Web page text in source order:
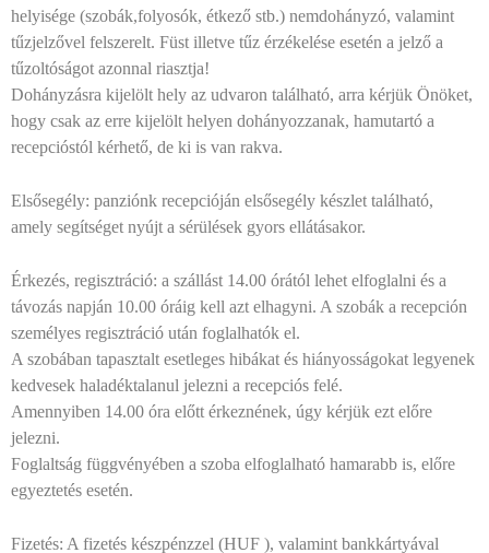
helyisége (szobák,folyosók, étkező stb.) nemdohányzó, valamint
tűzjelzővel felszerelt. Füst illetve tűz érzékelése esetén a jelző a
tűzoltóságot azonnal riasztja!
Dohányzásra kijelölt hely az udvaron található, arra kérjük Önöket,
hogy csak az erre kijelölt helyen dohányozzanak, hamutartó a
recepcióstól kérhető, de ki is van rakva.
Elsősegély: panziónk recepcióján elsősegély készlet található,
amely segítséget nyújt a sérülések gyors ellátásakor.
Érkezés, regisztráció: a szállást 14.00 órától lehet elfoglalni és a
távozás napján 10.00 óráig kell azt elhagyni. A szobák a recepción
személyes regisztráció után foglalhatók el.
A szobában tapasztalt esetleges hibákat és hiányosságokat legyenek
kedvesek haladéktalanul jelezni a recepciós felé.
Amennyiben 14.00 óra előtt érkeznének, úgy kérjük ezt előre
jelezni.
Foglaltság függvényében a szoba elfoglalható hamarabb is, előre
egyeztetés esetén.
Fizetés: A fizetés készpénzzel (HUF ), valamint bankkártyával